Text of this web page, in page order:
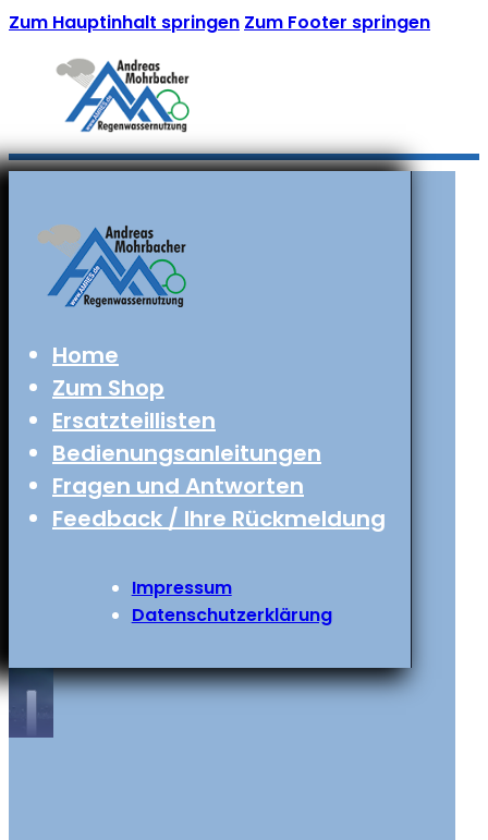
Zum Hauptinhalt springen Zum Footer springen
Home
Zum Shop
Ersatzteillisten
Bedienungsanleitungen
Fragen und Antworten
Feedback / Ihre Rückmeldung
Impressum
Datenschutzerklärung